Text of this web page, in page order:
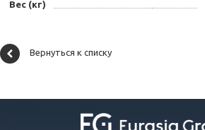
Вес (кг)
Вернуться к списку